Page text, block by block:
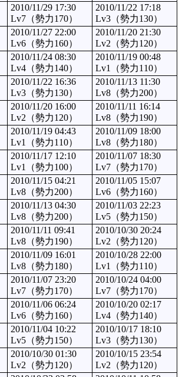
2010/11/29 17:30
Lv7（勢力170）
2010/11/22 17:18
Lv3（勢力130）
2010/11/27 22:00
Lv6（勢力160）
2010/11/20 21:30
Lv2（勢力120）
2010/11/24 08:30
Lv4（勢力140）
2010/11/19 00:48
Lv1（勢力110）
2010/11/22 16:36
Lv3（勢力130）
2010/11/13 11:30
Lv8（勢力200）
2010/11/20 16:00
Lv2（勢力120）
2010/11/11 16:14
Lv8（勢力190）
2010/11/19 04:43
Lv1（勢力110）
2010/11/09 18:00
Lv8（勢力180）
2010/11/17 12:10
Lv1（勢力100）
2010/11/07 18:30
Lv7（勢力170）
2010/11/15 04:21
Lv8（勢力200）
2010/11/05 15:07
Lv6（勢力160）
2010/11/13 04:30
Lv8（勢力200）
2010/11/03 22:23
Lv5（勢力150）
2010/11/11 09:41
Lv8（勢力190）
2010/10/30 20:24
Lv2（勢力120）
2010/11/09 16:01
Lv8（勢力180）
2010/10/28 22:00
Lv1（勢力110）
2010/11/07 23:20
Lv7（勢力170）
2010/10/24 04:00
Lv7（勢力170）
2010/11/06 06:24
Lv6（勢力160）
2010/10/20 02:17
Lv4（勢力140）
2010/11/04 10:22
Lv5（勢力150）
2010/10/17 18:10
Lv3（勢力130）
2010/10/30 01:30
Lv2（勢力120）
2010/10/15 23:54
Lv2（勢力120）